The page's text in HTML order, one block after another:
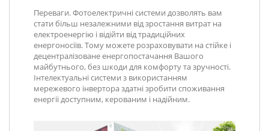
Переваги.Фотоелектричні системи дозволять вам
стати більш незалежними від зростання витрат на
електроенергію і відійти від традиційних
енергоносіїв. Тому можете розраховувати на стійке і
децентралізоване енергопостачання Вашого
майбутнього, без шкоди для комфорту та зручності.
Інтелектуальні системи з використанням
мережевого інвертора здатні зробити споживання
енергії доступним, керованим і надійним.